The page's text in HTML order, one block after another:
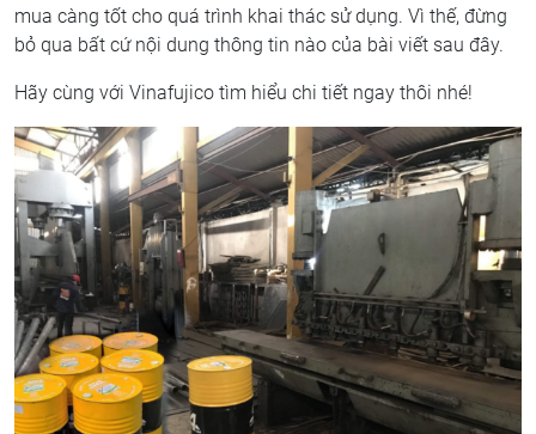
mua càng tốt cho quá trình khai thác sử dụng. Vì thế, đừng
bỏ qua bất cứ nội dung thông tin nào của bài viết sau đây.
Hãy cùng với Vinafujico tìm hiểu chi tiết ngay thôi nhé!